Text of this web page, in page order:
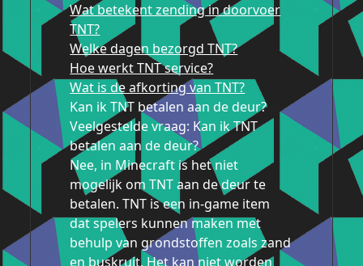
Wat betekent zending in doorvoer
TNT?
Welke dagen bezorgd TNT?
Hoe werkt TNT service?
Wat is de afkorting van TNT?
Kan ik TNT betalen aan de deur?
Veelgestelde vraag: Kan ik TNT
betalen aan de deur?
Nee, in Minecraft is het niet
mogelijk om TNT aan de deur te
betalen. TNT is een in-game item
dat spelers kunnen maken met
behulp van grondstoffen zoals zand
en buskruit. Het kan niet worden